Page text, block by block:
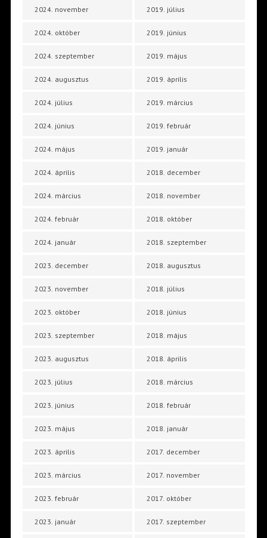
2024. november
2024. október
2024. szeptember
2024. augusztus
2024. július
2024. június
2024. május
2024. április
2024. március
2024. február
2024. január
2023. december
2023. november
2023. október
2023. szeptember
2023. augusztus
2023. július
2023. június
2023. május
2023. április
2023. március
2023. február
2023. január
2019. július
2019. június
2019. május
2019. április
2019. március
2019. február
2019. január
2018. december
2018. november
2018. október
2018. szeptember
2018. augusztus
2018. július
2018. június
2018. május
2018. április
2018. március
2018. február
2018. január
2017. december
2017. november
2017. október
2017. szeptember